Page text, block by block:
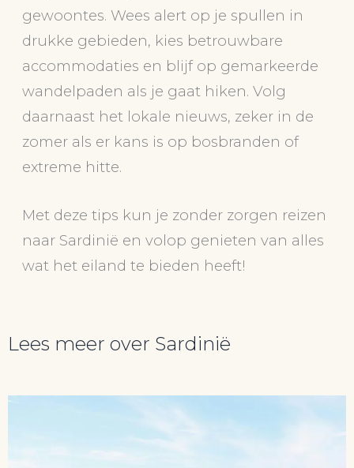
gewoontes. Wees alert op je spullen in
drukke gebieden, kies betrouwbare
accommodaties en blijf op gemarkeerde
wandelpaden als je gaat hiken. Volg
daarnaast het lokale nieuws, zeker in de
zomer als er kans is op bosbranden of
extreme hitte.
Met deze tips kun je zonder zorgen reizen
naar Sardinië en volop genieten van alles
wat het eiland te bieden heeft!
Lees meer over Sardinië